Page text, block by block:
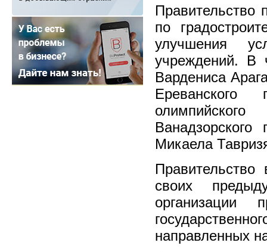
Правительство
по
улучшения
учреждений. В
Вардениса
Ереванского
Ванадзорского
Микаела
своих
организации
направленных